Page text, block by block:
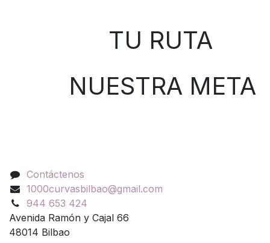
TU RUTA
NUESTRA META
Contáctenos
1000curvasbilbao@gmail.com
944 653 424
Avenida Ramón y Cajal 66
48014 Bilbao